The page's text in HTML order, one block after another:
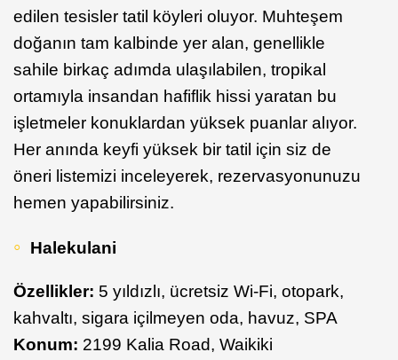
edilen tesisler tatil köyleri oluyor. Muhteşem
doğanın tam kalbinde yer alan, genellikle
sahile birkaç adımda ulaşılabilen, tropikal
ortamıyla insandan hafiflik hissi yaratan bu
işletmeler konuklardan yüksek puanlar alıyor.
Her anında keyfi yüksek bir tatil için siz de
öneri listemizi inceleyerek, rezervasyonunuzu
hemen yapabilirsiniz.
Halekulani
Özellikler: 5 yıldızlı, ücretsiz Wi-Fi, otopark,
kahvaltı, sigara içilmeyen oda, havuz, SPA
Konum: 2199 Kalia Road, Waikiki